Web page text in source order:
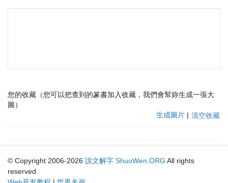
您的收藏（您可以把查到的篆書加入收藏，我們會幫妳生成一張大
圖）
生成圖片 | 清空收藏
© Copyright 2006-2026 說文解字 ShuoWen.ORG All rights
reserved.